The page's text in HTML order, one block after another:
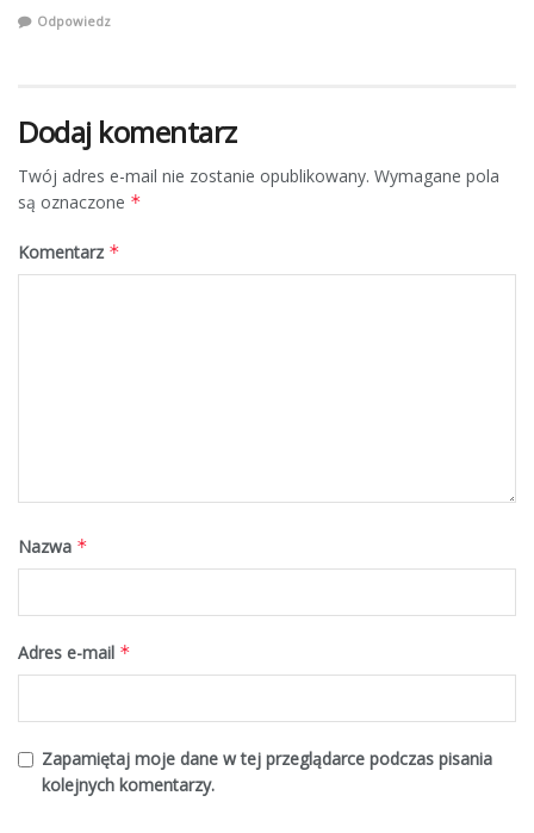
Odpowiedz
Dodaj komentarz
Twój adres e-mail nie zostanie opublikowany. Wymagane pola
są oznaczone *
Komentarz *
Nazwa *
Adres e-mail *
Zapamiętaj moje dane w tej przeglądarce podczas pisania
kolejnych komentarzy.